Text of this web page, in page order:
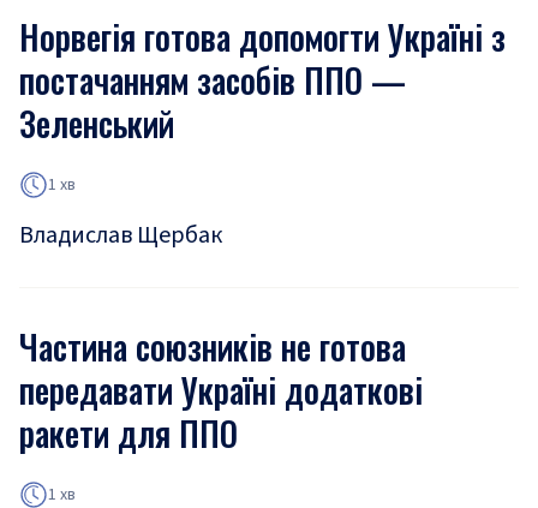
Норвегія готова допомогти Україні з
постачанням засобів ППО —
Зеленський
1 хв
Владислав Щербак
Частина союзників не готова
передавати Україні додаткові
ракети для ППО
1 хв